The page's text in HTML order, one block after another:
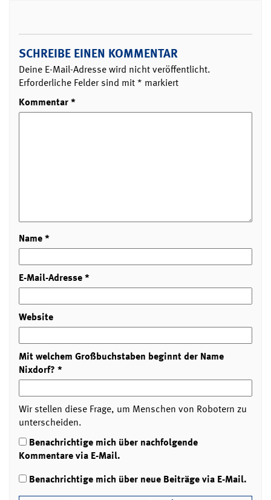
SCHREIBE EINEN KOMMENTAR
Deine E-Mail-Adresse wird nicht veröffentlicht.
Erforderliche Felder sind mit * markiert
Kommentar*
Name*
E-Mail-Adresse*
Website
Mit welchem Großbuchstaben beginnt der Name
Nixdorf? *
Wir stellen diese Frage, um Menschen von Robotern zu
unterscheiden.
Benachrichtige mich über nachfolgende
Kommentare via E-Mail.
Benachrichtige mich über neue Beiträge via E-Mail.